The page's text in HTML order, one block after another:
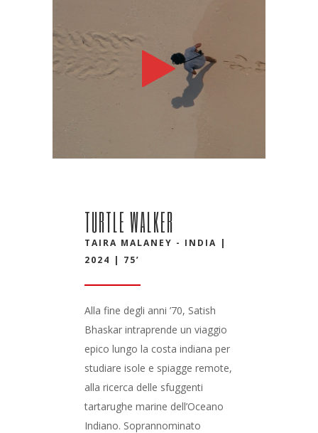
TURTLE WALKER
TAIRA MALANEY - INDIA |
2024 | 75’
Alla fine degli anni ’70, Satish
Bhaskar intraprende un viaggio
epico lungo la costa indiana per
studiare isole e spiagge remote,
alla ricerca delle sfuggenti
tartarughe marine dell’Oceano
Indiano. Soprannominato